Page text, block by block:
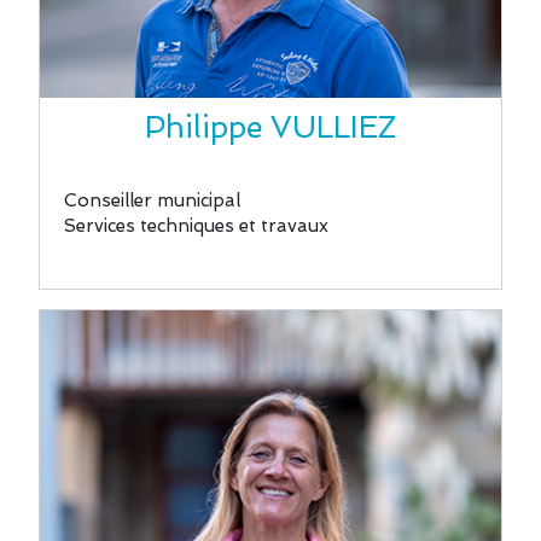
Philippe VULLIEZ
Conseiller municipal
Services techniques et travaux